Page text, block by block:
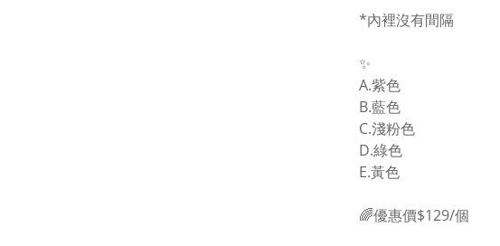
*內裡沒有間隔
✨
A.紫色
B.藍色
C.淺粉色
D.綠色
E.黃色
🌈優惠價$129/個